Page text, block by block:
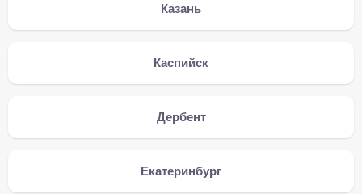
Казань
Каспийск
Дербент
Екатеринбург